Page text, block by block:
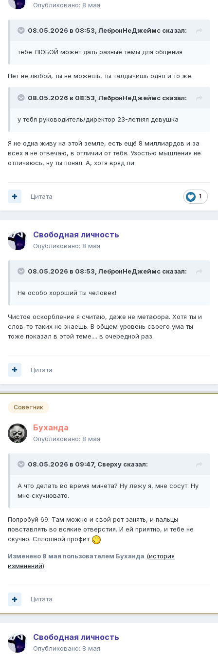
Опубликовано: 8 мая
08.05.2026 в 08:53, ЛебронНеДжеймс сказал:
тебе ЛЮБОЙ может дать разные темы для общения
Нет не любой, ты не можешь, ты талдычишь одно и то же.
08.05.2026 в 08:53, ЛебронНеДжеймс сказал:
у тебя руководитель/директор 23-летняя девушка
Я не одна живу на этой земле, есть ещё 8 миллиардов и за
всех я не отвечаю, в отличии от тебя. Узостью мышления не
отличаюсь, ну ты понял. А, хотя вряд ли.
1
Цитата
Свободная личность
Опубликовано: 8 мая
08.05.2026 в 08:53, ЛебронНеДжеймс сказал:
Не особо хороший ты человек!
Чистое оскорбление я считаю, даже не метафора. Хотя ты и
слов-то таких не знаешь. В общем уровень своего ума ты
тоже показал в этой теме.... в очередной раз.
Цитата
Советник
Буханда
Опубликовано: 8 мая
08.05.2026 в 09:47, Сверху сказал:
А что делать во время минета? Ну лежу я, мне сосут. Ну
мне скучновато.
Попробуй 69. Там можно и свой рот занять, и пальцы
повставлять во всякие отверстия. И ей приятно, и тебе не
скучно. Сплошной профит
Изменено 8 мая пользователем Буханда (история
изменений)
Цитата
Свободная личность
Опубликовано: 8 мая